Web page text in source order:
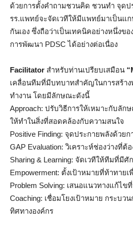
ด้วยการตั้งคำถามชวนคิด ชวนทำ จุดป
รร.แพทย์จะจัดเวทีให้มีแพทย์มาเป็นแ
กันเอง ซึ่งถือว่าเป็นเทคนิคอย่างหนึ่งขอ
การพัฒนา PDSC ได้อย่างต่อเนื่อง
Facilitator สำหรับท่านเปรียบเสมือน “
เคลื่อนทีมที่มีบทบาทสำคัญในการสร้า
ทำงาน โดยมีลักษณะดังนี้
Approach: ปรับวิธีการให้เหมาะกับลัก
ให้ทำในสิ่งที่สอดคล้องกับความสนใจ
Positive Finding: จุดประกายพลังด้วย
GAP Evaluation: วิเคราะห์ช่องว่างที่ต้
Sharing & Learning: จัดเวทีให้ทีมที่มี
Empowerment: ตั้งเป้าหมายที่ท้าทาย
Problem Solving: เสนอแนวทางแก้ไข
Coaching: เชื่อมโยงเป้าหมาย กระบว
ทิศทางองค์กร